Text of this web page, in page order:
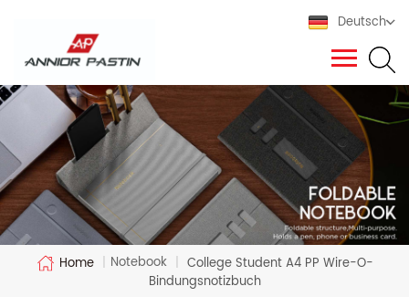
Deutsch
Home | Notebook | College Student A4 PP Wire-O-
Bindungsnotizbuch